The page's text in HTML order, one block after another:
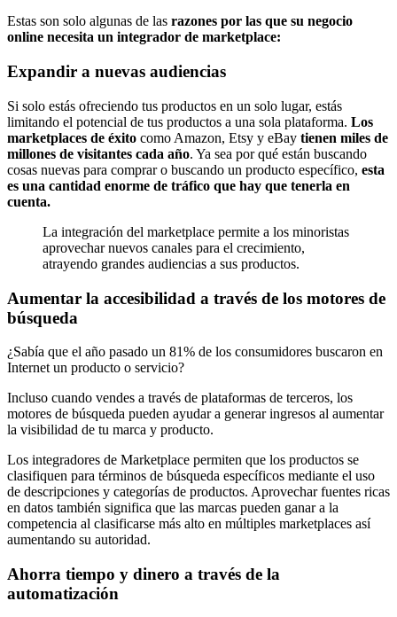
Estas son solo algunas de las razones por las que su negocio
online necesita un integrador de marketplace:
Expandir a nuevas audiencias
Si solo estás ofreciendo tus productos en un solo lugar, estás
limitando el potencial de tus productos a una sola plataforma. Los
marketplaces de éxito como Amazon, Etsy y eBay tienen miles de
millones de visitantes cada año. Ya sea por qué están buscando
cosas nuevas para comprar o buscando un producto específico, esta
es una cantidad enorme de tráfico que hay que tenerla en
cuenta.
La integración del marketplace permite a los minoristas
aprovechar nuevos canales para el crecimiento,
atrayendo grandes audiencias a sus productos.
Aumentar la accesibilidad a través de los motores de
búsqueda
¿Sabía que el año pasado un 81% de los consumidores buscaron en
Internet un producto o servicio?
Incluso cuando vendes a través de plataformas de terceros, los
motores de búsqueda pueden ayudar a generar ingresos al aumentar
la visibilidad de tu marca y producto.
Los integradores de Marketplace permiten que los productos se
clasifiquen para términos de búsqueda específicos mediante el uso
de descripciones y categorías de productos. Aprovechar fuentes ricas
en datos también significa que las marcas pueden ganar a la
competencia al clasificarse más alto en múltiples marketplaces así
aumentando su autoridad.
Ahorra tiempo y dinero a través de la
automatización